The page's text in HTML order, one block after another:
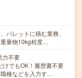
パレットに積む業務、
重量物10kg程度…
力不要
でもOK！履歴書不要
種などを入力す…